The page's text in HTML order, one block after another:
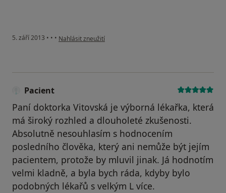
5. září 2013 • • • podle názoru uživatele Váš účet byl odstraněn
Nahlásit zneužití
Pacient
Paní doktorka Vitovská je výborná lékařka, která
má široký rozhled a dlouholeté zkušenosti.
Absolutně nesouhlasím s hodnocením
posledního člověka, který ani nemůže být jejím
pacientem, protože by mluvil jinak. Já hodnotím
velmi kladně, a byla bych ráda, kdyby bylo
podobných lékařů s velkým L více.